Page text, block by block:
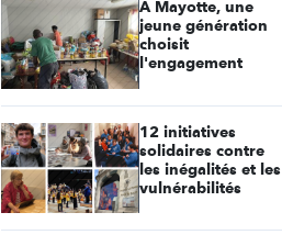
À Mayotte, une
jeune génération
choisit
l'engagement
12 initiatives
solidaires contre
les inégalités et les
vulnérabilités